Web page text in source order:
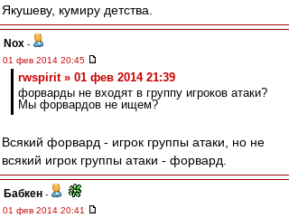
Якушеву, кумиру детства.
Nox -
01 фев 2014 20:45
rwspirit » 01 фев 2014 21:39
форварды не входят в группу игроков атаки?
Мы форвардов не ищем?
Всякий форвард - игрок группы атаки, но не
всякий игрок группы атаки - форвард.
Бабкен -
01 фев 2014 20:41